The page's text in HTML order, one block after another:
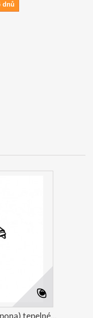
dnů
tepelné...